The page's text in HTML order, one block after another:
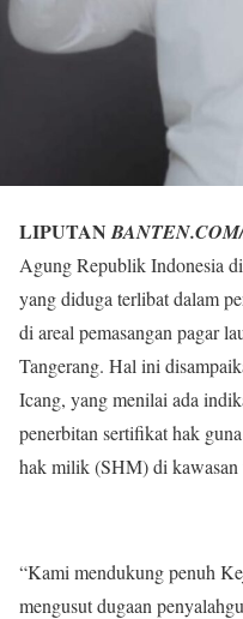
LIPUTAN
Agung Republik Indonesia
yang diduga terlibat dalam
di areal pemasangan pagar
Tangerang. Hal ini
Icang, yang menilai ada
penerbitan sertifikat hak
hak milik (SHM) di kawasan
“Kami mendukung penuh
mengusut dugaan